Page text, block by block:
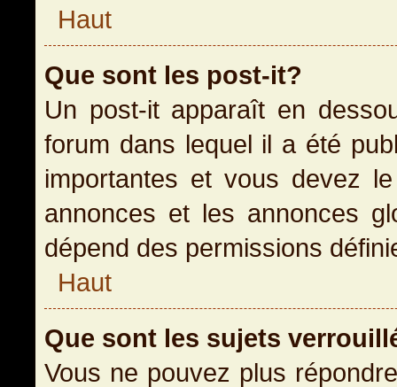
Haut
Que sont les post-it?
Un post-it apparaît en
forum dans lequel il a été
importantes et vous devez
annonces et les annonces
dépend des permissions
Haut
Que sont les sujets
Vous ne pouvez plus